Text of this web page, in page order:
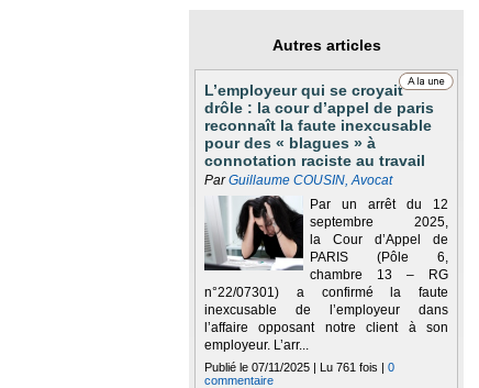
Autres articles
L’employeur qui se croyait
drôle : la cour d’appel de paris
reconnaît la faute inexcusable
pour des « blagues » à
connotation raciste au travail
ParGuillaume COUSIN, Avocat
Par un arrêt du 12
septembre 2025,
la Cour d’Appel de
PARIS (Pôle 6,
chambre 13 – RG
n°22/07301) a confirmé la faute
inexcusable de l’employeur dans
l’affaire opposant notre client à son
employeur. L’arr...
Publié le 07/11/2025 | Lu 761 fois | 0
commentaire